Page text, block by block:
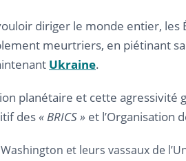
diriger le monde entier,
meurtriers, en piétinant
Ukraine.
planétaire et cette agressivité
des« BRICS » et l’Organisation
et leurs vassaux de